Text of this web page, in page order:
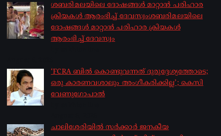
ശബരിമലയിലെ ദോഷങ്ങൾ മാറ്റാൻ പരിഹാര
ക്രിയകൾ ആരംഭിച്ച് ദേവസ്വംശബരിമലയിലെ
ദോഷങ്ങൾ മാറ്റാൻ പരിഹാര ക്രിയകൾ
ആരംഭിച്ച് ദേവസ്വം
‘FCRA ബിൽ കൊണ്ടുവന്നത് ദുരുദ്ദേശ്യത്തോടെ;
ഒരു കാരണവശാലും അം​ഗീകരിക്കില്ല’; കെസി
വേണു​ഗോപാൽ
ചാലിശേരിയില്‍ സര്‍ക്കാര്‍ ജനകീയ